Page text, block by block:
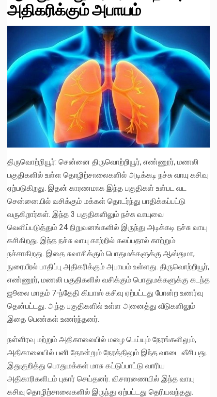
அதிகரிக்கும் அபாயம்
திருவொற்றியூர்: சென்னை திருவொற்றியூர், எண்ணூர், மணலி
பகுதிகளில் உள்ள தொழிற்சாலைகளில் அடிக்கடி நச்சு வாயு கசிவு
ஏற்படுகிறது. இதன் காரணமாக இந்த பகுதிகள் உள்பட வட
சென்னையில் வசிக்கும் மக்கள் தொடர்ந்து பாதிக்கப்பட்டு
வருகிறார்கள். இந்த 3 பகுதிகளிலும் நச்சு வாயுவை
வெளிப்படுத்தும் 24 நிறுவனங்களில் இருந்து அடிக்கடி நச்சு வாயு
கசிகிறது. இந்த நச்சு வாயு காற்றில் கலப்பதால் காற்றும்
நச்சாகிறது. இதை சுவாசிக்கும் பொதுமக்களுக்கு ஆஸ்துமா,
நுரையீரல் பாதிப்பு அதிகரிக்கும் அபாயம் உள்ளது. திருவொற்றியூர்,
எண்ணூர், மணலி பகுதிகளில் வசிக்கும் பொதுமக்களுக்கு கடந்த
ஜூலை மாதம் 7-ந்தேதி கியாஸ் கசிவு ஏற்பட்டது போன்ற உணர்வு
தென்பட்டது. அந்த பகுதிகளில் உள்ள அனைத்து வீடுகளிலும்
இதை பெண்கள் உணர்ந்தனர்.
நள்ளிரவு மற்றும் அதிகாலையில் மழை பெய்யும் நேரங்களிலும்,
அதிகாலையில் பனி தோன்றும் நேரத்திலும் இந்த வாடை வீசியது.
இதுகுறித்து பொதுமக்கள் மாசு கட்டுப்பாட்டு வாரிய
அதிகாரிகளிடம் புகார் செய்தனர். விசாரணையில் இந்த வாயு
கசிவு தொழிற்சாலைகளில் இருந்து ஏற்பட்டது தெரியவந்தது.